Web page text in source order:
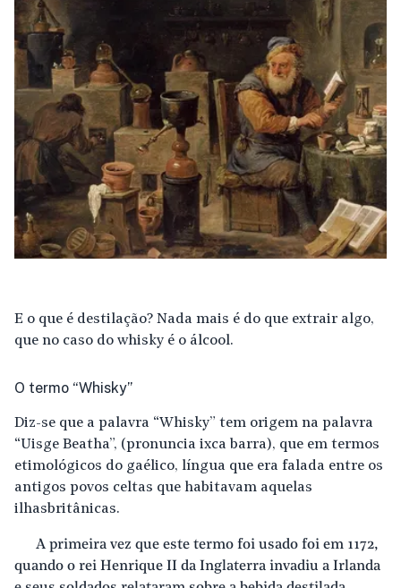
E o que é destilação? Nada mais é do que extrair algo,
que no caso do whisky é o álcool.
O termo “Whisky”
Diz-se que a palavra “Whisky” tem origem na palavra
“Uisge Beatha”, (pronuncia ixca barra), que em termos
etimológicos do gaélico, língua que era falada entre os
antigos povos celtas que habitavam aquelas
ilhas britânicas.
A primeira vez que este termo foi usado foi em 1172,
quando o rei Henrique II da Inglaterra invadiu a Irlanda